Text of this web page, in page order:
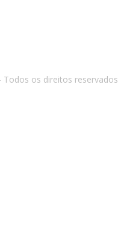
Todos os direitos reservados